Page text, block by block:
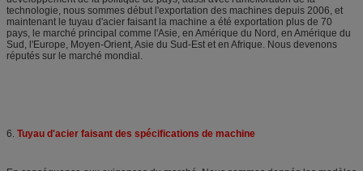
technologie, nous sommes début l'exportation des machines depuis 2006, et
maintenant le tuyau d'acier faisant la machine a été exportation plus de 70
pays, le marché principal comme l'Asie, en Amérique du Nord, en Amérique du
Sud, l'Europe, Moyen-Orient, Asie du Sud-Est et en Afrique. Nous devenons
réputés sur le marché mondial.
6. Tuyau d'acier faisant des spécifications de machine